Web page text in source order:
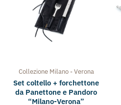
Set coltello + forchettone
da Panettone e Pandoro
“Milano-Verona”
184,00€